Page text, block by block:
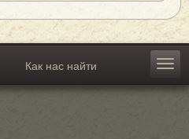
Как нас найти